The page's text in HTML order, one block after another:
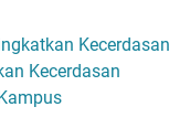
Kecerdasan
Kecerdasan